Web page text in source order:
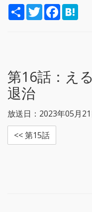
S
h
T
w
F
a
第16話： え
退治
放送日：2023年05月21
<< 第15話